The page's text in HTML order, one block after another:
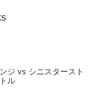
ジ vs シニスタースト
ル